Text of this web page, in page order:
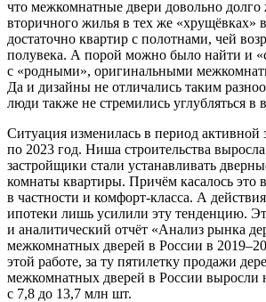
что межкомнатные двери довольно
вторичного жилья в тех же «хрущёвках»
достаточно квартир с полотнами, чей
полувека. А порой можно было найти и
с «родными», оригинальными
Да и дизайны не отличались таким
люди также не стремились углубляться в
Ситуация изменилась в период активной
по 2023 год. Ниша строительства выросла
застройщики стали устанавливать
комнаты квартиры. Причём касалось это
в частности и комфорт-­класса. А
ипотеки лишь усилили эту тенденцию.
и аналитический отчёт «Анализ рынка
межкомнатных дверей в России в
этой работе, за ту пятилетку продажи
межкомнатных дверей в России выросли
с 7,8 до 13,7 млн шт.